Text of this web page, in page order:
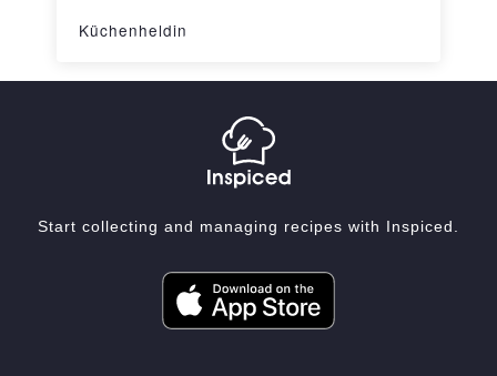
Küchenheldin
Start collecting and managing recipes with Inspiced.